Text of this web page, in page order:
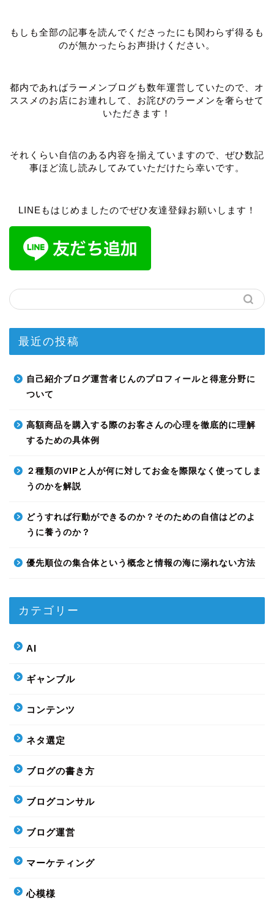
もしも全部の記事を読んでくださったにも関わらず得るも
のが無かったらお声掛けください。
都内であればラーメンブログも数年運営していたので、オ
ススメのお店にお連れして、お詫びのラーメンを奢らせて
いただきます！
それくらい自信のある内容を揃えていますので、ぜひ数記
事ほど流し読みしてみていただけたら幸いです。
LINEもはじめましたのでぜひ友達登録お願いします！
最近の投稿
自己紹介ブログ運営者じんのプロフィールと得意分野に
ついて
高額商品を購入する際のお客さんの心理を徹底的に理解
するための具体例
２種類のVIPと人が何に対してお金を際限なく使ってしま
うのかを解説
どうすれば行動ができるのか？そのための自信はどのよ
うに養うのか？
優先順位の集合体という概念と情報の海に溺れない方法
カテゴリー
AI
ギャンブル
コンテンツ
ネタ選定
ブログの書き方
ブログコンサル
ブログ運営
マーケティング
心模様